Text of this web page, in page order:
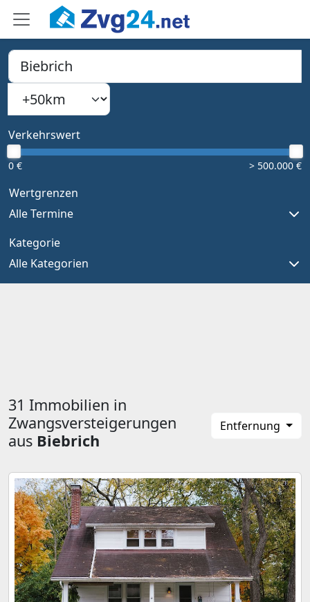
PLZ, Ort oder Bundesland
Type 1 or more characters for results.
Suchradius
Verkehrswert
0 € > 500.000 €
Wertgrenzen
Alle Termine
Kategorie
Alle Kategorien
31 Immobilien in
Zwangsversteigerungen
aus Biebrich
Entfernung